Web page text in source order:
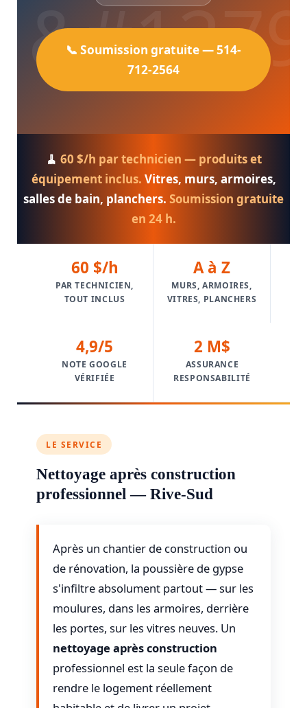
📞 Soumission gratuite — 514-
712-2564
🧹 60 $/h par technicien — produits et
équipement inclus. Vitres, murs, armoires,
salles de bain, planchers. Soumission gratuite
en 24 h.
60 $/h
PAR TECHNICIEN,
TOUT INCLUS
A à Z
MURS, ARMOIRES,
VITRES, PLANCHERS
4,9/5
NOTE GOOGLE
VÉRIFIÉE
2 M$
ASSURANCE
RESPONSABILITÉ
LE SERVICE
Nettoyage après construction
professionnel — Rive-Sud
Après un chantier de construction ou
de rénovation, la poussière de gypse
s'infiltre absolument partout — sur les
moulures, dans les armoires, derrière
les portes, sur les vitres neuves. Un
nettoyage après construction
professionnel est la seule façon de
rendre le logement réellement